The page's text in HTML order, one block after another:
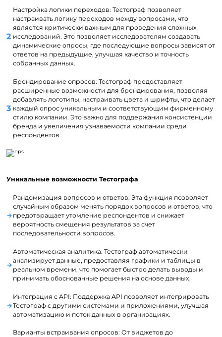
Настройка логики переходов: Тестограф позволяет
настраивать логику переходов между вопросами, что
является критически важным для проведения сложных
исследований. Это позволяет исследователям создавать
динамические опросы, где последующие вопросы зависят от
ответов на предыдущие, улучшая качество и точность
собранных данных.
Брендирование опросов: Тестограф предоставляет
расширенные возможности для брендирования, позволяя
добавлять логотипы, настраивать цвета и шрифты, что делает
каждый опрос уникальным и соответствующим фирменному
стилю компании. Это важно для поддержания консистенции
бренда и увеличения узнаваемости компании среди
респондентов.
Уникальные возможности Тестографа
Рандомизация вопросов и ответов: Эта функция позволяет
случайным образом менять порядок вопросов и ответов, что
предотвращает утомление респондентов и снижает
вероятность смещения результатов за счет
последовательности вопросов.
Автоматическая аналитика: Тестограф автоматически
анализирует данные, предоставляя графики и таблицы в
реальном времени, что помогает быстро делать выводы и
принимать обоснованные решения на основе данных.
Интеграция с API: Поддержка API позволяет интегрировать
Тестограф с другими системами и приложениями, улучшая
автоматизацию и поток данных в организациях.
Варианты встраивания опросов: От виджетов до